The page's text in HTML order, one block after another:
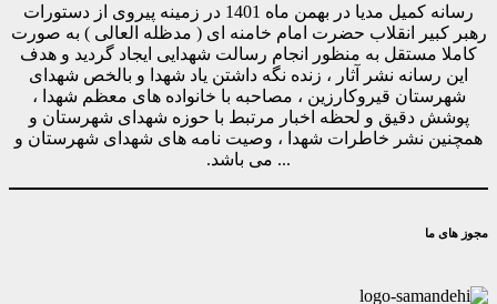
رسانه کمیل مدیا در بهمن ماه 1401 در زمینه پیروی از دستورات
رهبر کبیر انقلاب حضرت امام خامنه ای ( مدظله العالی ) به صورت
کاملا مستقل به منظور انجام رسالت شهدایی ایجاد گردید و هدف
این رسانه نشر آثار ، زنده نگه داشتن یاد شهدا و بالخص شهدای
شهرستان قیروکارزین ، مصاحبه با خانواده های معظم شهدا ،
پوشش دقیق و لحظه اخبار مرتبط با حوزه شهدای شهرستان و
همچنین نشر خاطرات شهدا ، وصیت نامه های شهدای شهرستان و
... می باشد.
مجوز های ما